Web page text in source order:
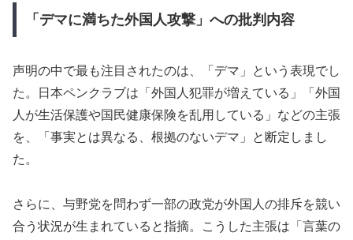
「デマに満ちた外国人攻撃」への批判内容
声明の中で最も注目されたのは、「デマ」という表現でし
た。日本ペンクラブは「外国人犯罪が増えている」「外国
人が生活保護や国民健康保険を乱用している」などの主張
を、「事実とは異なる、根拠のないデマ」と断定しまし
た。
さらに、与野党を問わず一部の政党が外国人の排斥を競い
合う状況が生まれていると指摘。こうした主張は「言葉の